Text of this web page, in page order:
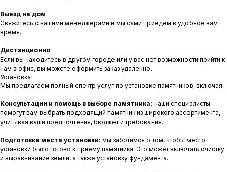
Выезд на дом
Свяжитесь с нашими менеджерами и мы сами приедем в удобное вам
время.
Дистанционно
Если вы находитесь в другом городе или у вас нет возможности прийти к
нам в офис, вы можете оформить заказ удаленно.
Установка
Мы предлагаем полный спектр услуг по установке памятников, включая:
Консультации и помощь в выборе памятника: наши специалисты
помогут вам выбрать подходящий памятник из широкого ассортимента,
учитывая ваши предпочтения, бюджет и требования.
Подготовка места установки: мы заботимся о том, чтобы место
установки было готово к приему памятника. Это может включать очистку
и выравнивание земли, а также установку фундамента.